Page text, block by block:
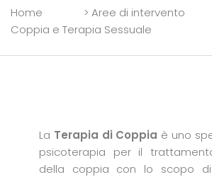
Home > Aree di intervento
Coppia e Terapia Sessuale
La Terapia di Coppia è uno
psicoterapia per il
della coppia con lo scopo